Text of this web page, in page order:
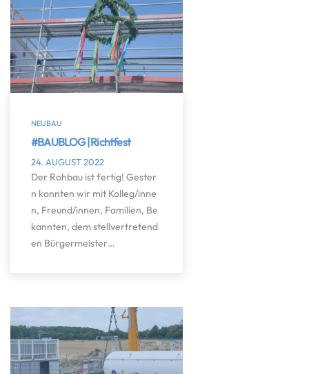
NEUBAU
#BAUBLOG | Richtfest
24. AUGUST 2022
Der Rohbau ist fertig! Gester
n konnten wir mit Kolleg/inne
n, Freund/innen, Familien, Be
kannten, dem stellvertretend
en Bürgermeister…